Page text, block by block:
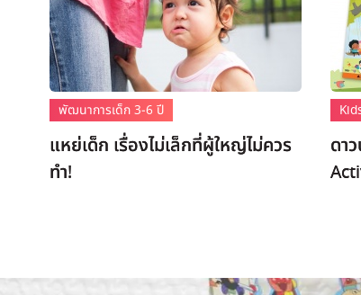
พัฒนาการเด็ก 3-6 ปี
แหย่เด็ก เรื่องไม่เล็กที่ผู้ใหญ่ไม่ควร
ทำ!
ดา